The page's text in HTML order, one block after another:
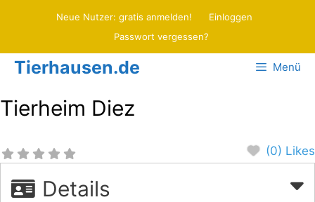
Neue Nutzer: gratis anmelden!
Einloggen
Passwort vergessen?
Tierhausen.de Menü
Tierheim Diez
(0) Likes
Details